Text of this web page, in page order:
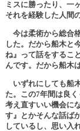
ミスに勝ったり、一
それを経験した人間
今は柔術から総合
した。だから船木と
ね』って話をするこ
んです。だから船木
いずれにしても船
た。この7年間は良
考え直すいい機会に
す』とかそんな話ば
しているし、思い入